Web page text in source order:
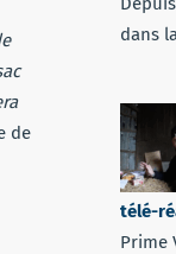
de
dans
télé-
Prime